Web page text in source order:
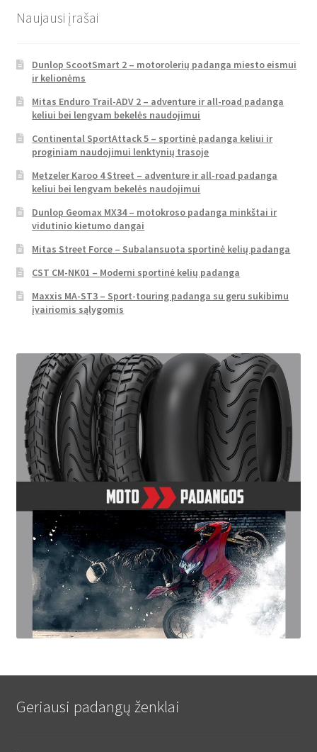
Naujausi įrašai
Dunlop ScootSmart 2 – motorolerių padanga miesto eismui
ir kelionėms
Mitas Enduro Trail-ADV 2 – adventure ir all-road padanga
keliui bei lengvam bekelės naudojimui
Continental SportAttack 5 – sportinė padanga keliui ir
proginiam naudojimui lenktynių trasoje
Metzeler Karoo 4 Street – adventure ir all-road padanga
keliui bei lengvam bekelės naudojimui
Dunlop Geomax MX34 – motokroso padanga minkštai ir
vidutinio kietumo dangai
Mitas Street Force – Subalansuota sportinė kelių padanga
CST CM-NK01 – Moderni sportinė kelių padanga
Maxxis MA-ST3 – Sport-touring padanga su geru sukibimu
įvairiomis sąlygomis
Geriausi padangų ženklai